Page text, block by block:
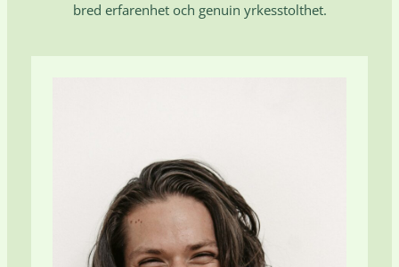
bred erfarenhet och genuin yrkesstolthet.